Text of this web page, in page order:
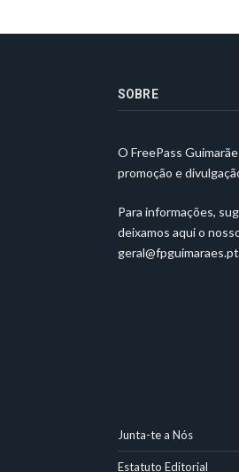
SOBRE
O FreePass
promoção e
Para informações,
deixamos aqui o
geral@fpguimaraes.pt
Junta-te a Nós
Estatuto Editorial